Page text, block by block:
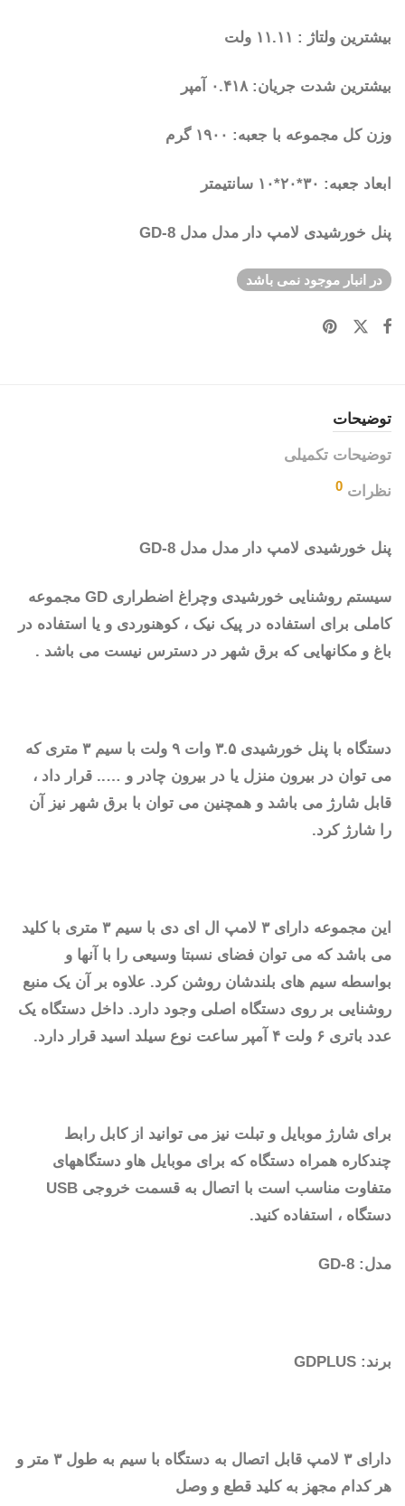
بیشترین ولتاژ : ۱۱.۱۱ ولت
بیشترین شدت جریان: ۰.۴۱۸ آمپر
وزن کل مجموعه با جعبه: ۱۹۰۰ گرم
ابعاد جعبه: ۳۰*۲۰*۱۰ سانتیمتر
پنل خورشیدی لامپ دار مدل مدل GD-8
در انبار موجود نمی باشد
توضیحات
توضیحات تکمیلی
نظرات 0
پنل خورشیدی لامپ دار مدل مدل GD-8
سیستم روشنایی خورشیدی وچراغ اضطراری GD مجموعه
کاملی برای استفاده در پیک نیک ، کوهنوردی و یا استفاده در
باغ و مکانهایی که برق شهر در دسترس نیست می باشد .
دستگاه با پنل خورشیدی ۳.۵ وات ۹ ولت با سیم ۳ متری که
می توان در بیرون منزل یا در بیرون چادر و ….. قرار داد ،
قابل شارژ می باشد و همچنین می توان با برق شهر نیز آن
را شارژ کرد.
این مجموعه دارای ۳ لامپ ال ای دی با سیم ۳ متری با کلید
می باشد که می توان فضای نسبتا وسیعی را با آنها و
بواسطه سیم های بلندشان روشن کرد. علاوه بر آن یک منبع
روشنایی بر روی دستگاه اصلی وجود دارد. داخل دستگاه یک
عدد باتری ۶ ولت ۴ آمپر ساعت نوع سیلد اسید قرار دارد.
برای شارژ موبایل و تبلت نیز می توانید از کابل رابط
چندکاره همراه دستگاه که برای موبایل هاو دستگاههای
متفاوت مناسب است با اتصال به قسمت خروجی USB
دستگاه ، استفاده کنید.
مدل: GD-8
برند: GDPLUS
دارای ۳ لامپ قابل اتصال به دستگاه با سیم به طول ۳ متر و
هر کدام مجهز به کلید قطع و وصل